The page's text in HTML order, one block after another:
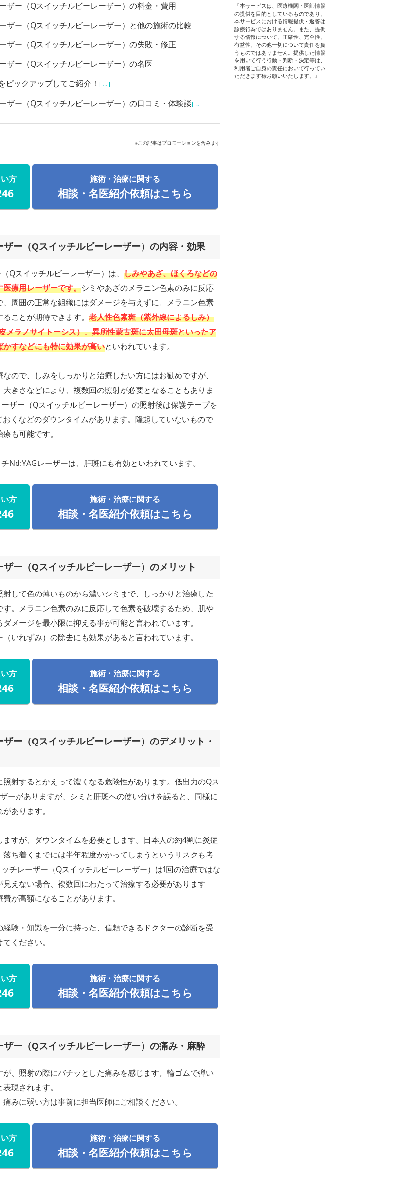
ザー（Qスイッチルビーレーザー）の料金・費用
ザー（Qスイッチルビーレーザー）と他の施術の比較
ザー（Qスイッチルビーレーザー）の失敗・修正
ザー（Qスイッチルビーレーザー）の名医
ピックアップしてご紹介！ [ ... ]
ザー（Qスイッチルビーレーザー）の口コミ・体験談[ ... ]
※この記事はプロモーションを含みます
方 施術・治療に関する
相談・名医紹介依頼はこちら
ザー（Qスイッチルビーレーザー）の内容・効果
Qスイッチルビーレーザー）は、 しみやあざ、ほくろなどの
医療用レーザーです。シミやあざのメラニン色素のみに反応
、周囲の正常な組織にはダメージを与えずに、メラニン色素
ことが期待できます。 老人性色素斑（紫外線によるしみ）
メラノサイトーシス）、異所性蒙古斑に太田母斑といったア
かすなどにも特に効果が高いといわれています。
ので、しみをしっかりと治療したい方にはお勧めですが、
大きさなどにより、複数回の照射が必要となることもありま
ザー（Qスイッチルビーレーザー）の照射後は保護テープを
おくなどのダウンタイムがあります。隆起していないもので
も可能です。
Nd:YAGレーザーは、肝斑にも有効といわれています。
方 施術・治療に関する
相談・名医紹介依頼はこちら
ザー（Qスイッチルビーレーザー）のメリット
して色の薄いものから濃いシミまで、しっかりと治療した
す。メラニン色素のみに反応して色素を破壊するため、肌や
メージを最小限に抑える事が可能と言われています。
いれずみ）の除去にも効果があると言われています。
方 施術・治療に関する
相談・名医紹介依頼はこちら
ー（Qスイッチルビーレーザー）のデメリット・
照射するとかえって濃くなる危険性があります。低出力のQス
ーがありますが、シミと肝斑への使い分けを誤ると、同様に
あります。
ますが、ダウンタイムを必要とします。日本人の約4割に炎症
落ち着くまでには半年程度かかってしまうというリスクも考
チレーザー（Qスイッチルビーレーザー）は1回の治療ではな
えない場合、複数回にわたって治療する必要があります
が高額になることがあります。
経験・知識を十分に持った、信頼できるドクターの診断を受
ください。
方 施術・治療に関する
相談・名医紹介依頼はこちら
ザー（Qスイッチルビーレーザー）の痛み・麻酔
が、照射の際にバチッとした痛みを感じます。輪ゴムで弾い
現されます。
みに弱い方は事前に担当医師にご相談ください。
方 施術・治療に関する
相談・名医紹介依頼はこちら
『本サービスは、医療機関・医師情報
の提供を目的としているものであり、
本サービスにおける情報提供・返答は
診療行為ではありません。また、提供
する情報について、正確性、完全性、
有益性、その他一切について責任を負
うものではありません。提供した情報
を用いて行う行動・判断・決定等は、
利用者ご自身の責任において行ってい
ただきます様お願いいたします。』